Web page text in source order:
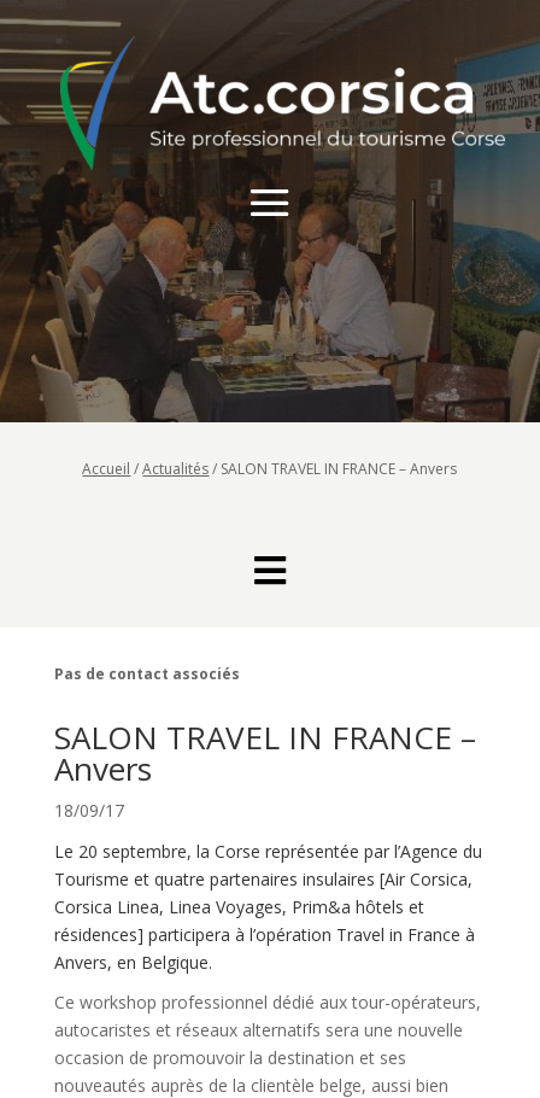
Accueil /Actualités/ SALON TRAVEL IN FRANCE – Anvers

Pas de contact associés
SALON TRAVEL IN FRANCE –
Anvers
18/09/17
Le 20 septembre, la Corse représentée par l’Agence du
Tourisme et quatre partenaires insulaires [Air Corsica,
Corsica Linea, Linea Voyages, Prim&a hôtels et
résidences] participera à l’opération Travel in France à
Anvers, en Belgique.
Ce workshop professionnel dédié aux tour-opérateurs,
autocaristes et réseaux alternatifs sera une nouvelle
occasion de promouvoir la destination et ses
nouveautés auprès de la clientèle belge, aussi bien